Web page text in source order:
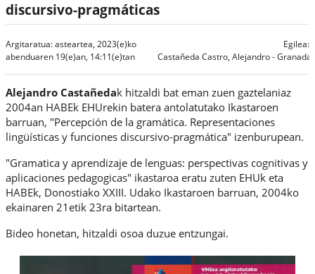
discursivo-pragmáticas
Argitaratua: asteartea, 2023(e)ko
abenduaren 19(e)an, 14:11(e)tan
Egilea:
Castañeda Castro, Alejandro -
Alejandro Castañedak hitzaldi bat eman zuen gaztelaniaz
2004an HABEk EHUrekin batera antolatutako Ikastaroen
barruan, "Percepción de la gramática. Representaciones
lingüísticas y funciones discursivo-pragmática" izenburupean.
"Gramatica y aprendizaje de lenguas: perspectivas cognitivas y
aplicaciones pedagogicas" ikastaroa eratu zuten EHUk eta
HABEk, Donostiako XXIII. Udako Ikastaroen barruan, 2004ko
ekainaren 21etik 23ra bitartean.
Bideo honetan, hitzaldi osoa duzue entzungai.